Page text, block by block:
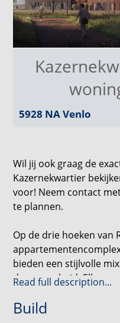
5928 NAVenlo
Wil jij ook graag de
Kazernekwartier
voor! Neem contact
te plannen.
Op de drie hoeken van
bieden een stijlvolle
duurzaamheid. Elk
uitzicht op de
meteen thuis voelt.
Read full description...
Build